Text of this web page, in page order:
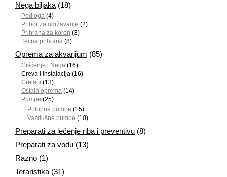
Nega biljaka (18)
Podloga (4)
Pribor za održavanje (2)
Prihrana za koren (3)
Tečna prihrana (8)
Oprema za akvarijum (85)
Čišćenje i Nega (16)
Creva i instalacija (16)
Grejači (13)
Ostala oprema (14)
Pumpe (25)
Potopne pumpe (15)
Vazdušne pumpe (10)
Preparati za lečenje riba i preventivu (8)
Preparati za vodu (13)
Razno (1)
Teraristika (31)